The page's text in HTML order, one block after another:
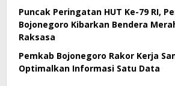
Puncak Peringatan HUT Ke-79 RI,
Bojonegoro Kibarkan Bendera
Raksasa
Pemkab Bojonegoro Rakor Kerja
Optimalkan Informasi Satu Data